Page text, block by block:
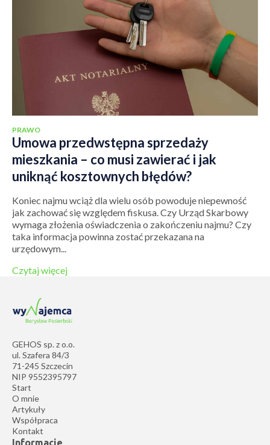
PRAWO
Umowa przedwstępna sprzedaży
mieszkania – co musi zawierać i jak
uniknąć kosztownych błędów?
Koniec najmu wciąż dla wielu osób powoduje niepewność
jak zachować się względem fiskusa. Czy Urząd Skarbowy
wymaga złożenia oświadczenia o zakończeniu najmu? Czy
taka informacja powinna zostać przekazana na
urzędowym...
Czytaj więcej
GEHOS sp. z o.o.
ul. Szafera 84/3
71-245 Szczecin
NIP 9552395797
Start
O mnie
Artykuły
Współpraca
Kontakt
Informacje